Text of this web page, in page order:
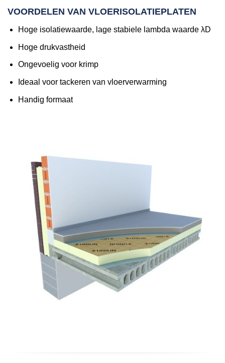
VOORDELEN VAN VLOERISOLATIEPLATEN
Hoge isolatiewaarde, lage stabiele lambda waarde λD
Hoge drukvastheid
Ongevoelig voor krimp
Ideaal voor tackeren van vloerverwarming
Handig formaat